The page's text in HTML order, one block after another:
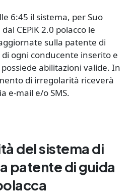
6:45 il sistema, per Suo
CEPiK 2.0 polacco le
sulla patente di
di ogni conducente inserito e
abilitazioni valide. In
di irregolarità riceverà
e-mail e/o SMS.
del sistema di
patente di guida